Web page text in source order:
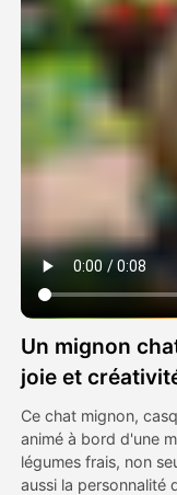
Vidéo d'avatar
AI vidéo
Photos d'IA
Autres outils
Galerie
Blog
Un mignon
joie et
Ce chat mignon,
animé à bord d'une
légumes frais, non
aussi la personnalité